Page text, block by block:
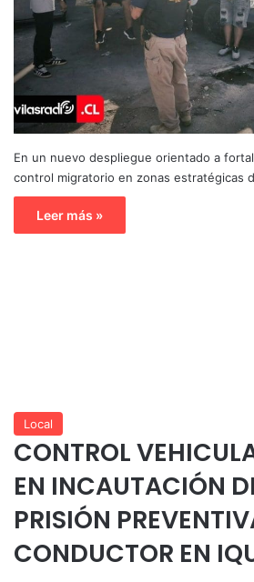
En un nuevo despliegue orientado a
control migratorio en zonas estratégicas
Leer más »
Local
CONTROL
EN INCAUTACIÓN
PRISIÓN
CONDUCTOR EN